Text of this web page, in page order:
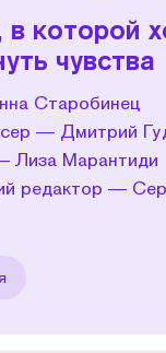
в которой
чувства
Старобинец
— Дмитрий
Лиза Марантиди
редактор —